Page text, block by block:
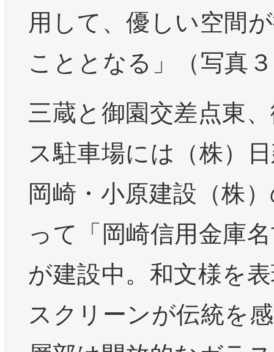
用して、優しい空間
こととなる」（写真
三蔵と御園交差点東
ス駐車場には（株）
岡崎・小原建設（株
って「岡崎信用金庫
が建設中。和文様を
スクリーンが伝統を